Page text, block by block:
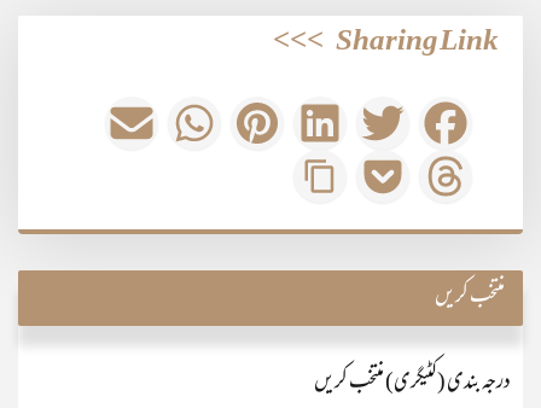
Sharing Link
>>>
منتخب کریں
درجہ بندی (کٹیگری) منتخب کریں